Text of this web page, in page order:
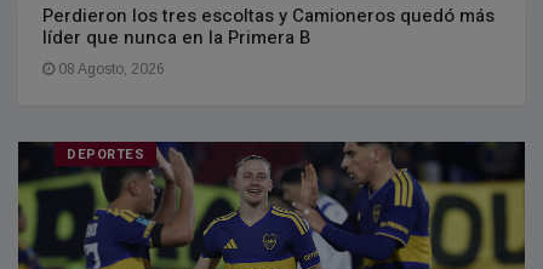
Perdieron los tres escoltas y Camioneros quedó más
líder que nunca en la Primera B
08 Agosto, 2026
DEPORTES